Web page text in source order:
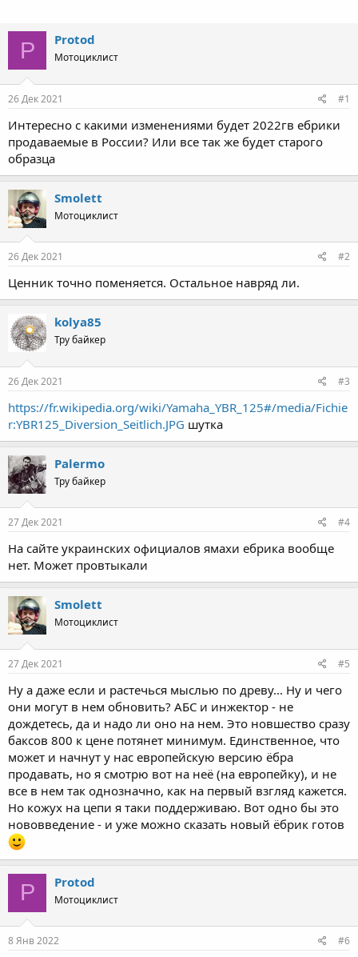
P Protod
Мотоциклист
26 Дек 2021 #1
Интересно с какими изменениями будет 2022гв ебрики
продаваемые в России? Или все так же будет старого
образца
Smolett
Мотоциклист
26 Дек 2021 #2
Ценник точно поменяется. Остальное навряд ли.
kolya85
Тру байкер
26 Дек 2021 #3
https://fr.wikipedia.org/wiki/Yamaha_YBR_125#/media/Fichie
r:YBR125_Diversion_Seitlich.JPG шутка
Palermo
Тру байкер
27 Дек 2021 #4
На сайте украинских официалов ямахи ебрика вообще
нет. Может провтыкали
Smolett
Мотоциклист
27 Дек 2021 #5
Ну а даже если и растечься мыслью по древу... Ну и чего
они могут в нем обновить? АБС и инжектор - не
дождетесь, да и надо ли оно на нем. Это новшество сразу
баксов 800 к цене потянет минимум. Единственное, что
может и начнут у нас европейскую версию ёбра
продавать, но я смотрю вот на неё (на европейку), и не
все в нем так однозначно, как на первый взгляд кажется.
Но кожух на цепи я таки поддерживаю. Вот одно бы это
нововведение - и уже можно сказать новый ёбрик готов
P Protod
Мотоциклист
8 Янв 2022 #6